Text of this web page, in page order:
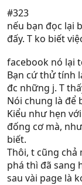
#323
nếu bạn đọc lại
đấy. T ko biết
facebook nó lại
Bạn cứ thử tính
đc những j. T
Nói chung là để
Kiểu như hẹn
đống cơ mà,
biết.
Thôi, t cũng chả
phá thì đã sang
sau vài page là